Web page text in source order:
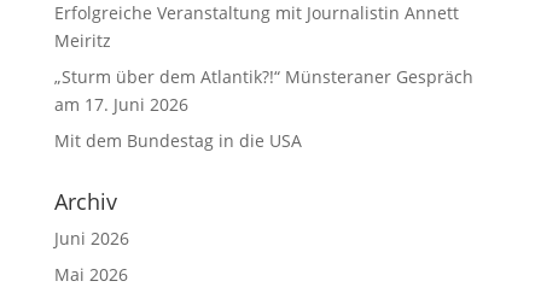
Erfolgreiche Veranstaltung mit Journalistin Annett
Meiritz
„Sturm über dem Atlantik?!“ Münsteraner Gespräch
am 17. Juni 2026
Mit dem Bundestag in die USA
Archiv
Juni 2026
Mai 2026